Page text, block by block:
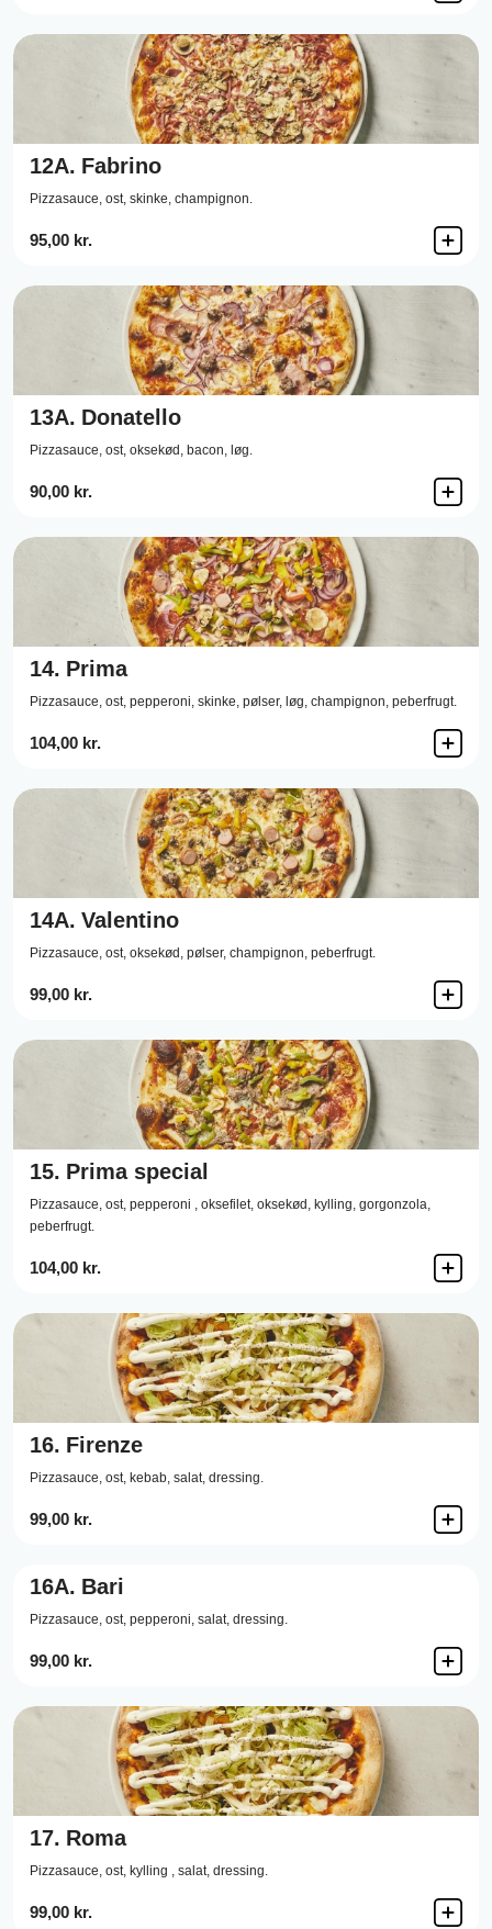
12A. Fabrino
Pizzasauce, ost, skinke, champignon.
95,00 kr.
13A. Donatello
Pizzasauce, ost, oksekød, bacon, løg.
90,00 kr.
14. Prima
Pizzasauce, ost, pepperoni, skinke, pølser, løg, champignon, peberfrugt.
104,00 kr.
14A. Valentino
Pizzasauce, ost, oksekød, pølser, champignon, peberfrugt.
99,00 kr.
15. Prima special
Pizzasauce, ost, pepperoni , oksefilet, oksekød, kylling, gorgonzola,
peberfrugt.
104,00 kr.
16. Firenze
Pizzasauce, ost, kebab, salat, dressing.
99,00 kr.
16A. Bari
Pizzasauce, ost, pepperoni, salat, dressing.
99,00 kr.
17. Roma
Pizzasauce, ost, kylling , salat, dressing.
99,00 kr.